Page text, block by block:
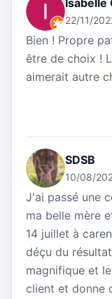
Isabelle
22/11/
Bien ! Propre
être de choix !
aimerait autre
SDSB
10/08/
J'ai passé une
ma belle mère
14 juillet à
déçu du
magnifique et
client et donne